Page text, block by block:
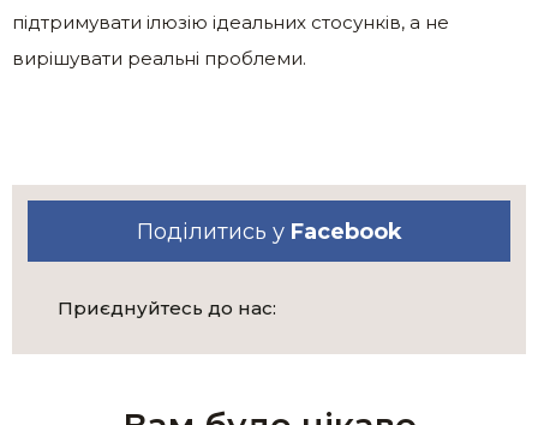
підтримувати ілюзію ідеальних стосунків, а не
вирішувати реальні проблеми.
Поділитись у Facebook
Приєднуйтесь до нас: